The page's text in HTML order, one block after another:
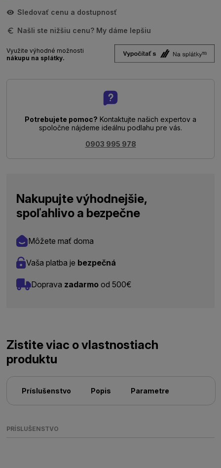
Sledovať cenu a dostupnosť
Našli ste nižšiu cenu? My dáme lepšiu
Využite výhodné možnosti
nákupu na splátky.
Potrebujete pomoc? Kontaktujte našich expertov a
spoločne nájdeme ideálnu podlahu pre vás.
0903 995 978
Nakupujte výhodnejšie,
spoľahlivo a bezpečne
Môžete mať doma
Vaša platba je bezpečná
Doprava zadarmo od 500€
Zistite viac o vlastnostiach
produktu
Príslušenstvo Popis Parametre
PRÍSLUŠENSTVO